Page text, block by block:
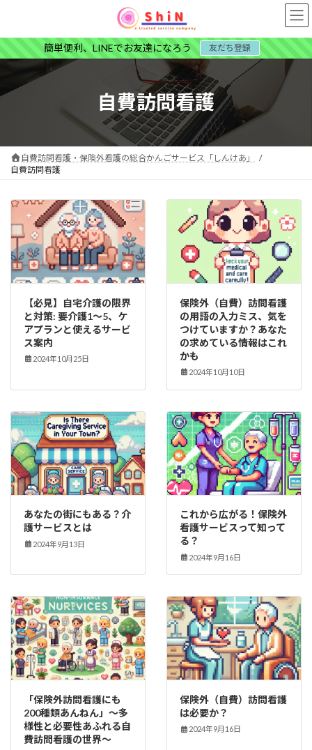
ツ
ス
シ
ン
簡単便利、LINEでお友達になろう 友だち登録
自費訪問看護
自費訪問看護・保険外看護の総合かんごサービス「しんけあ」
自費訪問看護
【必見】自宅介護の限界
と対策: 要介護1～5、ケ
アプランと使えるサービ
ス案内
2024年10月25日
保険外（自費）訪問看護
の用語の入力ミス、気を
つけていますか？あなた
の求めている情報はこれ
かも
2024年10月10日
あなたの街にもある？介
護サービスとは
2024年9月13日
これから広がる！保険外
看護サービスって知って
る？
2024年9月16日
「保険外訪問看護にも
200種類あんねん」～多
様性と必要性あふれる自
費訪問看護の世界～
保険外（自費）訪問看護
は必要か？
2024年9月16日